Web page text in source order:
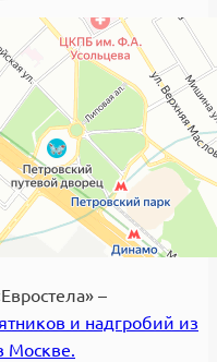
–
и надгробий из
Москве.